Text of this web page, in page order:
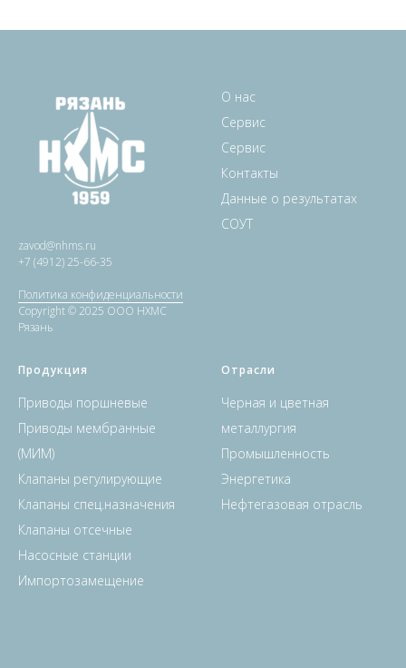
zavod@nhms.ru
+7 (4912) 25-66-35
Политика конфиденциальности
Copyright © 2025 ООО НХМС
Рязань
О нас
Сервис
Сервис
Контакты
Данные о результатах
СОУТ
Продукция
Приводы поршневые
Приводы мембранные
(МИМ)
Клапаны регулирующие
Клапаны спец.назначения
Клапаны отсечные
Насосные станции
Импортозамещение
Отрасли
Черная и цветная
металлургия
Промышленность
Энергетика
Нефтегазовая отрасль